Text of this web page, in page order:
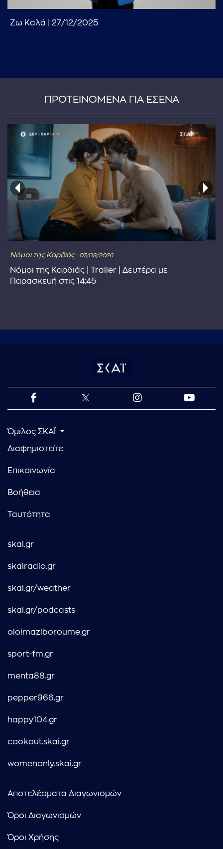
Ζω Καλά | 27/12/2025
ΠΡΟΤΕΙΝΟΜΕΝΑ ΓΙΑ ΕΣΕΝΑ
Νόμοι της Καρδιάς- 07/08/2026
Νόμοι της Καρδιάς | Trailer | Δευτέρα με
Παρασκευή στις 14:45
Όμιλος ΣΚΑΪ
Διαφημιστείτε
Επικοινωνία
Βοήθεια
Ταυτότητα
skai.gr
skairadio.gr
skai.gr/weather
skai.gr/podcasts
oloimaziboroume.gr
sport-fm.gr
menta88.gr
pepper966.gr
happy104.gr
cookout.skai.gr
womenonly.skai.gr
Αποτελέσματα Διαγωνισμών
Όροι Διαγωνισμών
Όροι Χρήσης